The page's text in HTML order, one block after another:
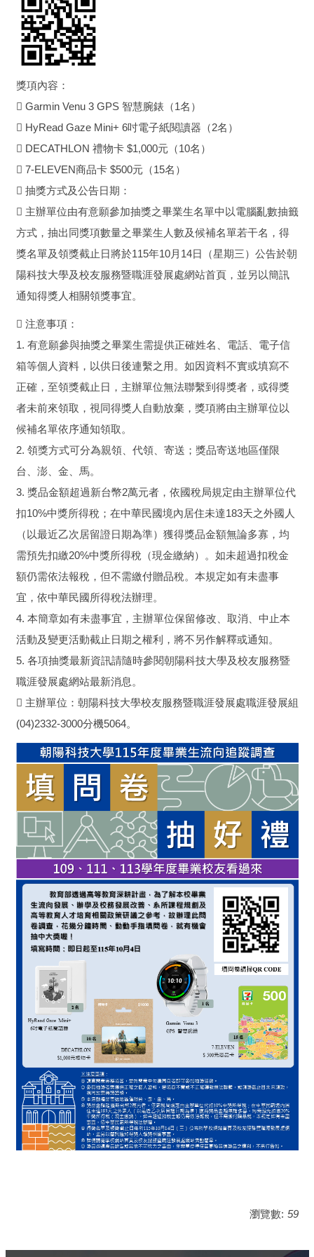
獎項內容：
 Garmin Venu 3 GPS 智慧腕錶（1名）
 HyRead Gaze Mini+ 6吋電子紙閱讀器（2名）
 DECATHLON 禮物卡 $1,000元（10名）
 7-ELEVEN商品卡 $500元（15名）
 抽獎方式及公告日期：
 主辦單位由有意願參加抽獎之畢業生名單中以電腦亂數抽籤
方式，抽出同獎項數量之畢業生人數及候補名單若干名，得
獎名單及領獎截止日將於115年10月14日（星期三）公告於朝
陽科技大學及校友服務暨職涯發展處網站首頁，並另以簡訊
通知得獎人相關領獎事宜。
 注意事項：
1. 有意願參與抽獎之畢業生需提供正確姓名、電話、電子信
箱等個人資料，以供日後連繫之用。如因資料不實或填寫不
正確，至領獎截止日，主辦單位無法聯繫到得獎者，或得獎
者未前來領取，視同得獎人自動放棄，獎項將由主辦單位以
候補名單依序通知領取。
2. 領獎方式可分為親領、代領、寄送；獎品寄送地區僅限
台、澎、金、馬。
3. 獎品金額超過新台幣2萬元者，依國稅局規定由主辦單位代
扣10%中獎所得稅；在中華民國境內居住未達183天之外國人
（以最近乙次居留證日期為準）獲得獎品金額無論多寡，均
需預先扣繳20%中獎所得稅（現金繳納）。如未超過扣稅金
額仍需依法報稅，但不需繳付贈品稅。本規定如有未盡事
宜，依中華民國所得稅法辦理。
4. 本簡章如有未盡事宜，主辦單位保留修改、取消、中止本
活動及變更活動截止日期之權利，將不另作解釋或通知。
5. 各項抽獎最新資訊請隨時參閱朝陽科技大學及校友服務暨
職涯發展處網站最新消息。
 主辦單位：朝陽科技大學校友服務暨職涯發展處職涯發展組
(04)2332-3000分機5064。
瀏覽數: 59